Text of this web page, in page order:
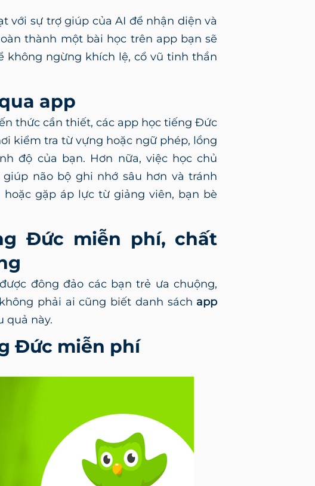
với sự trợ giúp của AI để nhận diện và
thành một bài học trên app bạn sẽ
không ngừng khích lệ, cổ vũ tinh thần
app
thức cần thiết, các app học tiếng Đức
kiểm tra từ vựng hoặc ngữ phép, lồng
độ của bạn. Hơn nữa, việc học chủ
não bộ ghi nhớ sâu hơn và tránh
gặp áp lực từ giảng viên, bạn bè
Đức miễn phí, chất
đông đảo các bạn trẻ ưa chuộng,
phải ai cũng biết danh sách app
quả này.
Đức miễn phí